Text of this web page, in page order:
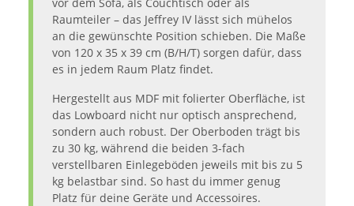
Raumteiler – das Jeffrey IV lässt sich mühelos
an die gewünschte Position schieben. Die Maße
von 120 x 35 x 39 cm (B/H/T) sorgen dafür, dass
es in jedem Raum Platz findet.
Hergestellt aus MDF mit folierter Oberfläche, ist
das Lowboard nicht nur optisch ansprechend,
sondern auch robust. Der Oberboden trägt bis
zu 30 kg, während die beiden 3-fach
verstellbaren Einlegeböden jeweils mit bis zu 5
kg belastbar sind. So hast du immer genug
Platz für deine Geräte und Accessoires.